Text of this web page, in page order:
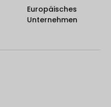
Europäisches
Unternehmen